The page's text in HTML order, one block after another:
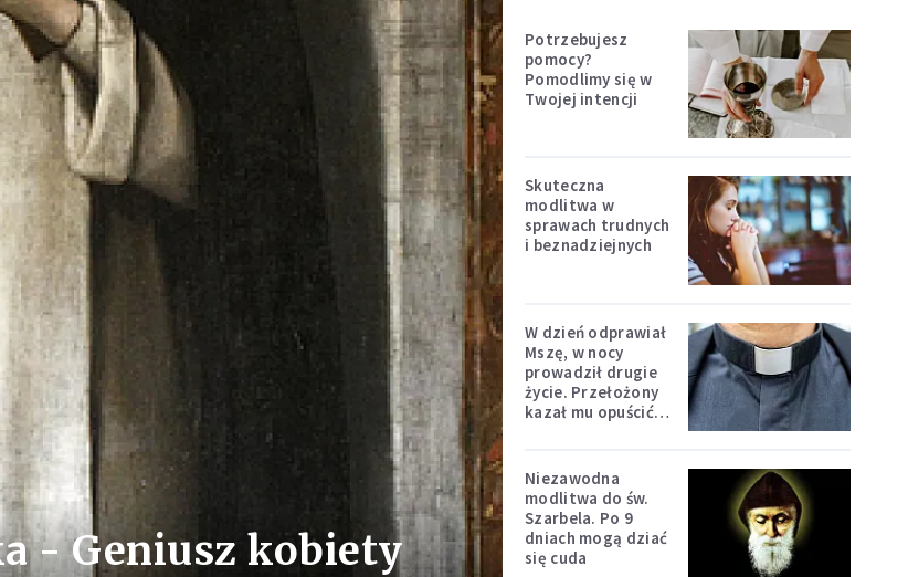
- Geniusz kobiety
Potrzebujesz
pomocy?
Pomodlimy się w
Twojej intencji
Skuteczna
modlitwa w
sprawach trudnych
i beznadziejnych
W dzień odprawiał
Mszę, w nocy
prowadził drugie
życie. Przełożony
kazał mu opuścić
Niezawodna
modlitwa do św.
Szarbela. Po 9
dniach mogą dziać
się cuda